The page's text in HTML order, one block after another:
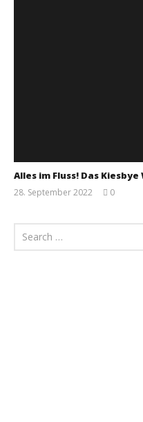
Alles im Fluss! Das
28. September 2022
0